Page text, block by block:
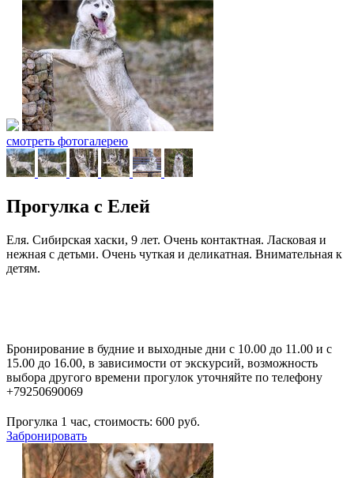
смотреть фотогалерею
Прогулка с Елей
Еля. Сибирская хаски, 9 лет. Очень контактная. Ласковая и
нежная с детьми. Очень чуткая и деликатная. Внимательная к
детям.
Бронирование в будние и выходные дни с 10.00 до 11.00 и с
15.00 до 16.00, в зависимости от экскурсий, возможность
выбора другого времени прогулок уточняйте по телефону
+79250690069
Прогулка 1 час, стоимость: 600 руб.
Забронировать